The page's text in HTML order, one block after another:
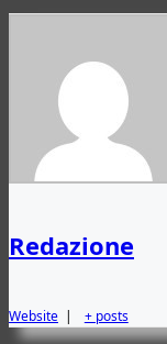
Redazione
Website | + posts